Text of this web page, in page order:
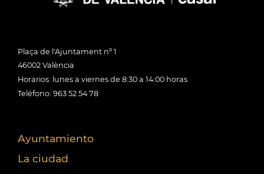
Plaça de l'Ajuntament nº 1
46002 València
Horarios: lunes a viernes de 8:30 a 14:00 horas
Teléfono: 963 52 54 78
Ayuntamiento
La ciudad